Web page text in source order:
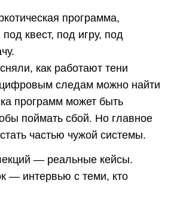
программа,
квест, под игру, под
как работают тени
цифровым следам можно найти
программ может быть
поймать сбой. Но главное
частью чужой системы.
— реальные кейсы.
— интервью с теми, кто